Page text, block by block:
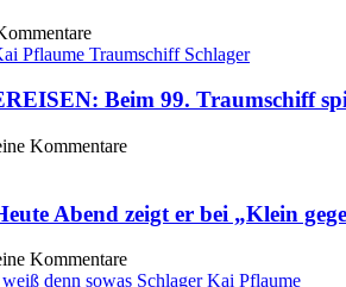
Beim 99. Traumschiff
Kommentare
Abend zeigt er bei „Klein
Kommentare